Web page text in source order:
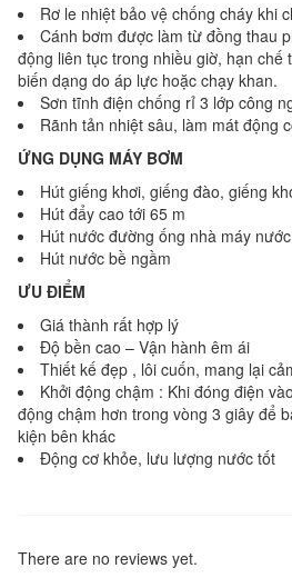
Rơ le nhiệt bảo vệ chống cháy khi
Cánh bơm được làm từ đồng thau
động liên tục trong nhiều giờ, hạn chế
biến dạng do áp lực hoặc chạy khan.
Sơn tĩnh điện chống rỉ 3 lớp công
Rãnh tản nhiệt sâu, làm mát động
ỨNG DỤNG MÁY BƠM
Hút giếng khơi, giếng đào, giếng
Hút đẩy cao tới 65 m
Hút nước đường ống nhà máy nước
Hút nước bề ngầm
ƯU ĐIỂM
Giá thành rất hợp lý
Độ bền cao – Vận hành êm ái
Thiết kế đẹp , lôi cuốn, mang lại
Khởi động chậm : Khi đóng điện
động chậm hơn trong vòng 3 giây để
kiện bên khác
Động cơ khỏe, lưu lượng nước tốt
There are no reviews yet.